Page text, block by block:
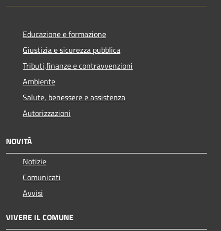
Educazione e formazione
Giustizia e sicurezza pubblica
Tributi,finanze e contravvenzioni
Ambiente
Salute, benessere e assistenza
Autorizzazioni
NOVITÀ
Notizie
Comunicati
Avvisi
VIVERE IL COMUNE